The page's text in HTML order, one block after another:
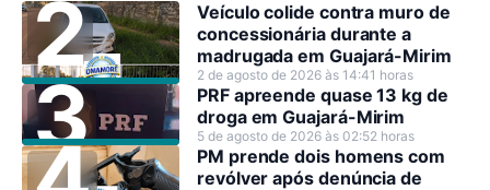
Veículo colide contra muro de
concessionária durante a
madrugada em Guajará-Mirim
2 de agosto de 2026 às 14:41 horas
PRF apreende quase 13 kg de
droga em Guajará-Mirim
5 de agosto de 2026 às 02:52 horas
PM prende dois homens com
revólver após denúncia de